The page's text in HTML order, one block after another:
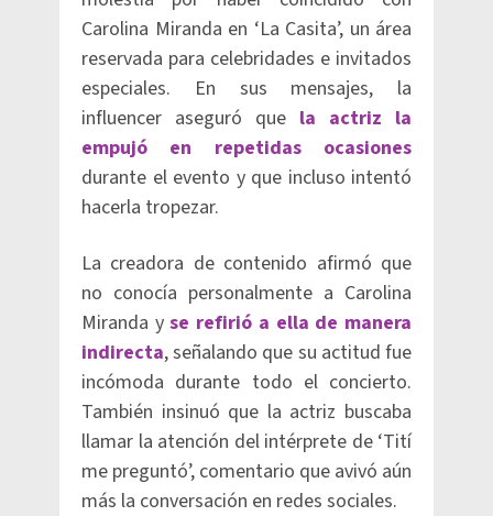
Carolina Miranda en ‘La Casita’, un área
reservada para celebridades e invitados
especiales. En sus mensajes, la
influencer aseguró que la actriz la
empujó en repetidas ocasiones
durante el evento y que incluso intentó
hacerla tropezar.
La creadora de contenido afirmó que
no conocía personalmente a Carolina
Miranda yse refirió a ella de manera
indirecta, señalando que su actitud fue
incómoda durante todo el concierto.
También insinuó que la actriz buscaba
llamar la atención del intérprete de ‘Tití
me preguntó’, comentario que avivó aún
más la conversación en redes sociales.